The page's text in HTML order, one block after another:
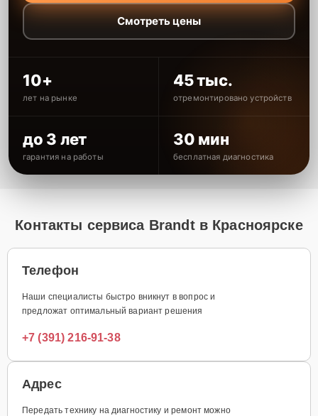
Смотреть цены
10+
лет на рынке
45 тыс.
отремонтировано устройств
до 3 лет
гарантия на работы
30 мин
бесплатная диагностика
Контакты сервиса Brandt в Красноярске
Телефон
Наши специалисты быстро вникнут в вопрос и
предложат оптимальный вариант решения
+7 (391) 216-91-38
Адрес
Передать технику на диагностику и ремонт можно